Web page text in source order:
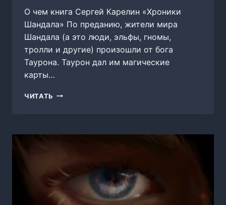
О чем книга Сергей Карелин «Хроники
Шандала» По преданию, жители мира
Шандала (а это люди, эльфы, гномы,
тролли и другие) произошли от бога
Таурона. Таурон дал им магические
карты…
ЧИТАТЬ ХРОНИКИ